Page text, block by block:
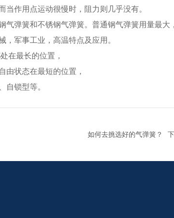
作用点运动很慢时，阻力则几乎没有。
弹簧和不锈钢气弹簧。普通钢气弹簧用量最大，
军事工业，高温特点及应用。
在最长的位置，
由状态在最短的位置，
自锁型等。
如何去挑选好的气弹簧？